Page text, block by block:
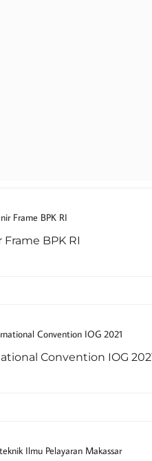
Frame BPK RI
Convention IOG